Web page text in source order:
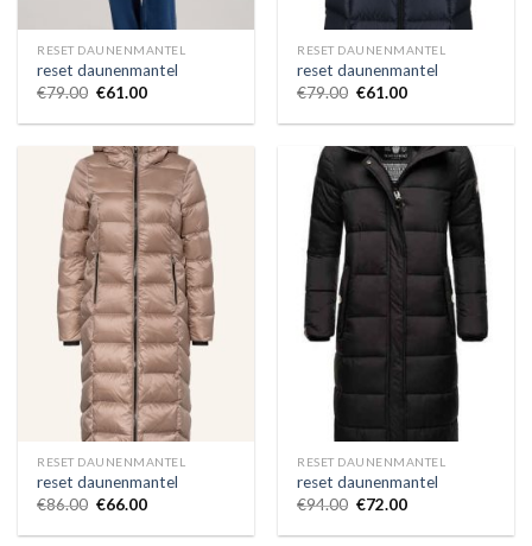
RESET DAUNENMANTEL
reset daunenmantel
€79.00 €61.00
RESET DAUNENMANTEL
reset daunenmantel
€79.00 €61.00
RESET DAUNENMANTEL
reset daunenmantel
€86.00 €66.00
RESET DAUNENMANTEL
reset daunenmantel
€94.00 €72.00